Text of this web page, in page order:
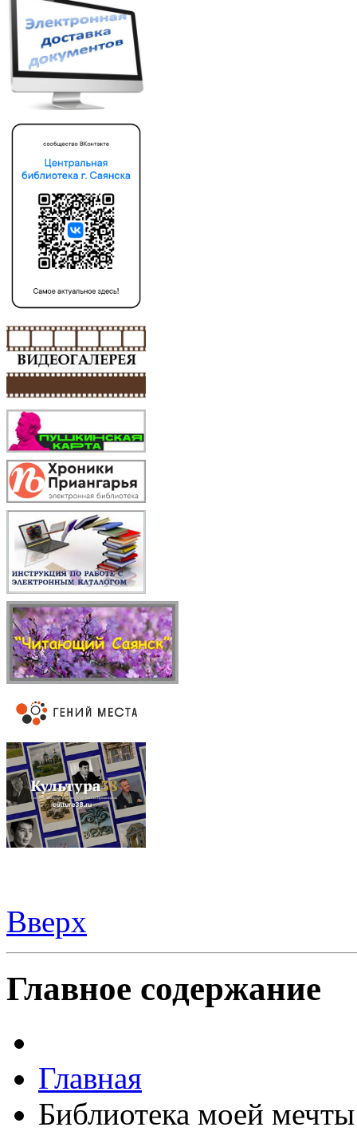
Вверх
Главное содержание
Главная
Библиотека моей мечты